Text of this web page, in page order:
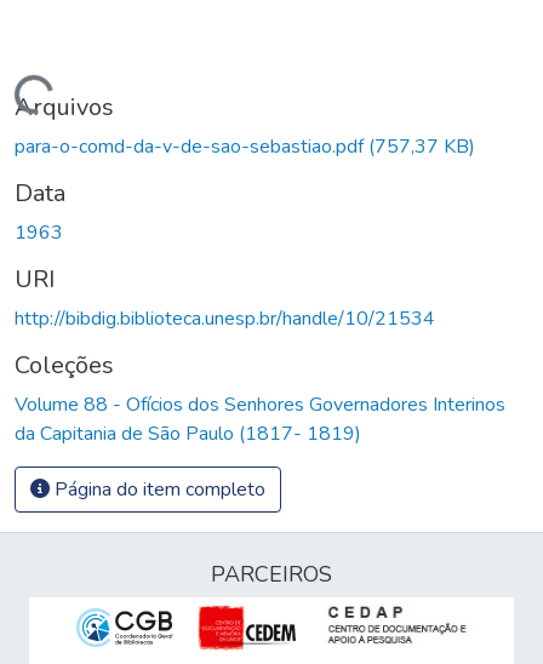
Carregando...
Arquivos
para-o-comd-da-v-de-sao-sebastiao.pdf(757,37 KB)
Data
1963
URI
http://bibdig.biblioteca.unesp.br/handle/10/21534
Coleções
Volume 88 - Ofícios dos Senhores Governadores Interinos
da Capitania de São Paulo (1817- 1819)
Página do item completo
PARCEIROS